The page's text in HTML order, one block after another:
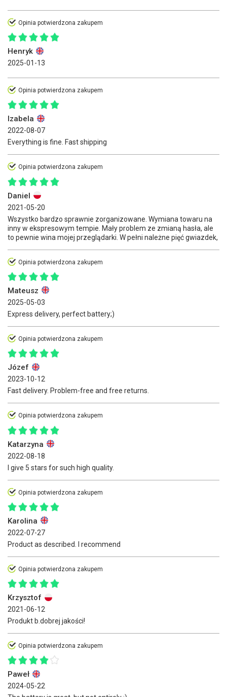
Opinia potwierdzona zakupem
Henryk
2025-01-13
Opinia potwierdzona zakupem
Izabela
2022-08-07
Everything is fine. Fast shipping
Opinia potwierdzona zakupem
Daniel
2021-05-20
Wszystko bardzo sprawnie zorganizowane. Wymiana towaru na
inny w ekspresowym tempie. Mały problem ze zmianą hasła, ale
to pewnie wina mojej przeglądarki. W pełni należne pięć gwiazdek,
Opinia potwierdzona zakupem
Mateusz
2025-05-03
Express delivery, perfect battery;)
Opinia potwierdzona zakupem
Józef
2023-10-12
Fast delivery. Problem-free and free returns.
Opinia potwierdzona zakupem
Katarzyna
2022-08-18
I give 5 stars for such high quality.
Opinia potwierdzona zakupem
Karolina
2022-07-27
Product as described. I recommend
Opinia potwierdzona zakupem
Krzysztof
2021-06-12
Produkt b.dobrej jakości!
Opinia potwierdzona zakupem
Paweł
2024-05-22